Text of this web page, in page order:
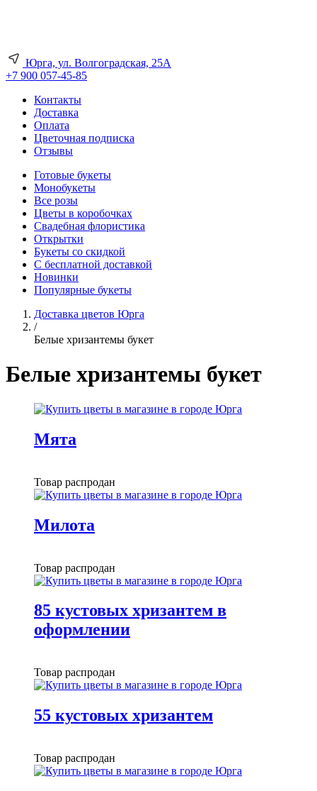
Юрга, ул. Волгоградская, 25А
+7 900 057-45-85
Контакты
Доставка
Оплата
Цветочная подписка
Отзывы
Готовые букеты
Монобукеты
Все розы
Цветы в коробочках
Свадебная флористика
Открытки
Букеты со скидкой
С бесплатной доставкой
Новинки
Популярные букеты
Доставка цветов Юрга
/
Белые хризантемы букет
Белые хризантемы букет
Мята
Товар распродан
Милота
Товар распродан
85 кустовых хризантем в
оформлении
Товар распродан
55 кустовых хризантем
Товар распродан